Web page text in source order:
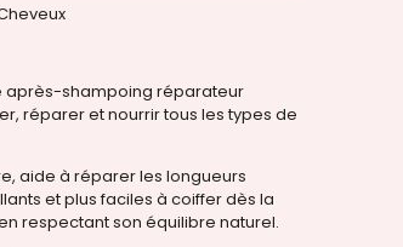
après-shampoing réparateur
réparer et nourrir tous les types de
aide à réparer les longueurs
et plus faciles à coiffer dès la
respectant son équilibre naturel.